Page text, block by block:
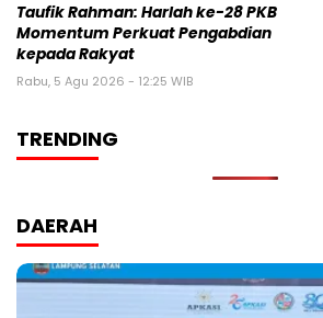
Taufik Rahman: Harlah ke-28 PKB
Momentum Perkuat Pengabdian
kepada Rakyat
Rabu, 5 Agu 2026 - 12:25 WIB
TRENDING
DAERAH